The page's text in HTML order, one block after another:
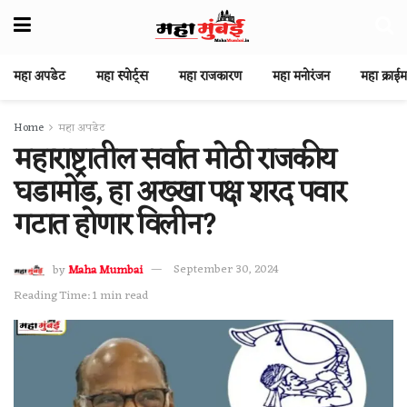
महा अपडेट महा स्पोर्ट्स महा राजकारण महा मनोरंजन महा क्राईम
Home महा अपडेट
महाराष्ट्रातील सर्वात मोठी राजकीय
घडामोड, हा अख्खा पक्ष शरद पवार
गटात होणार विलीन?
byMaha Mumbai
September 30, 2024
Reading Time: 1 min read